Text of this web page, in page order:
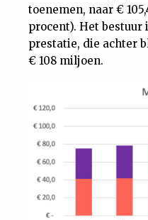
toenemen, naar €
procent). Het bestuur
prestatie, die achter
€ 108 miljoen.